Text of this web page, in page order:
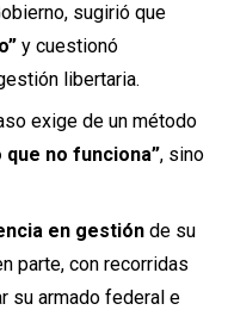
sugirió que
y cuestionó
libertaria.
exige de un método
no funciona”, sino
en gestión de su
parte, con recorridas
su armado federal e